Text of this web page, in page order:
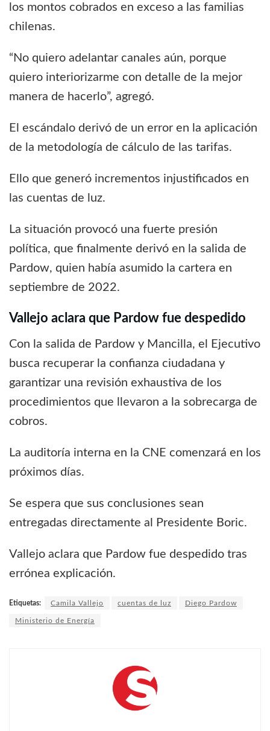
los montos cobrados en exceso a las familias
chilenas.
“No quiero adelantar canales aún, porque
quiero interiorizarme con detalle de la mejor
manera de hacerlo”, agregó.
El escándalo derivó de un error en la aplicación
de la metodología de cálculo de las tarifas.
Ello que generó incrementos injustificados en
las cuentas de luz.
La situación provocó una fuerte presión
política, que finalmente derivó en la salida de
Pardow, quien había asumido la cartera en
septiembre de 2022.
Vallejo aclara que Pardow fue despedido
Con la salida de Pardow y Mancilla, el Ejecutivo
busca recuperar la confianza ciudadana y
garantizar una revisión exhaustiva de los
procedimientos que llevaron a la sobrecarga de
cobros.
La auditoría interna en la CNE comenzará en los
próximos días.
Se espera que sus conclusiones sean
entregadas directamente al Presidente Boric.
Vallejo aclara que Pardow fue despedido tras
errónea explicación.
Etiquetas: Camila Vallejo cuentas de luz Diego Pardow
Ministerio de Energía